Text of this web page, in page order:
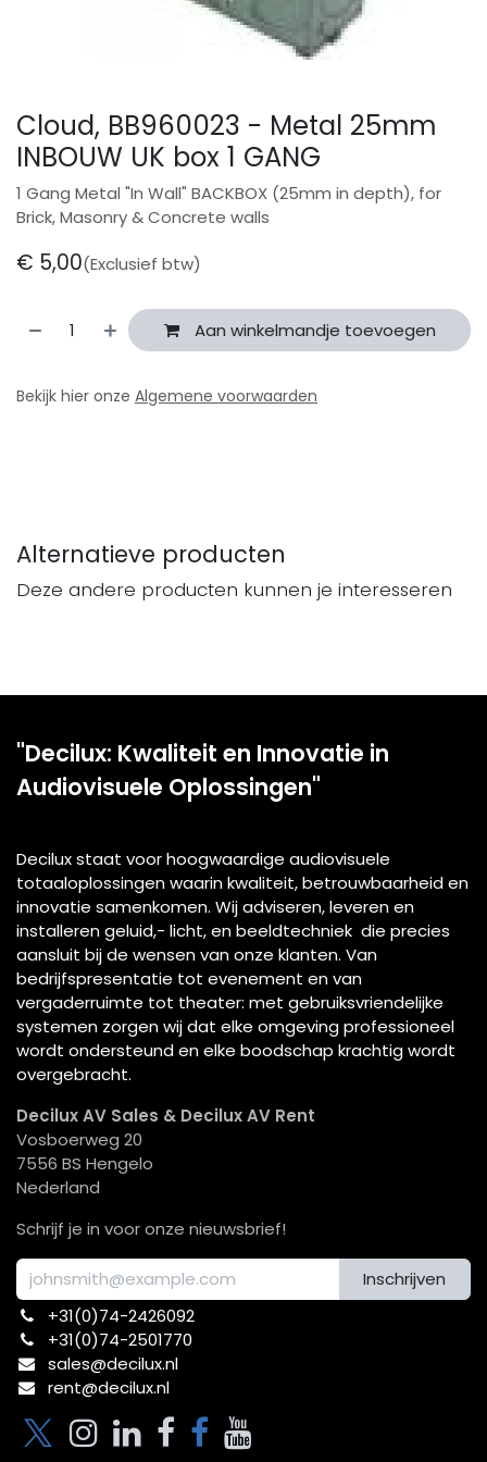
Cloud, BB960023 - Metal 25mm
INBOUW UK box 1 GANG
1 Gang Metal "In Wall" BACKBOX (25mm in depth), for
Brick, Masonry & Concrete walls
€ 5,00(Exclusief btw)
Aan winkelmandje toevoegen
Bekijk hier onze Algemene voorwaarden
Alternatieve producten
Deze andere producten kunnen je interesseren
"Decilux: Kwaliteit en Innovatie in
Audiovisuele Oplossingen"
Decilux staat voor hoogwaardige audiovisuele
totaaloplossingen waarin kwaliteit, betrouwbaarheid en
innovatie samenkomen. Wij adviseren, leveren en
installeren geluid,- licht, en beeldtechniek die precies
aansluit bij de wensen van onze klanten. Van
bedrijfspresentatie tot evenement en van
vergaderruimte tot theater: met gebruiksvriendelijke
systemen zorgen wij dat elke omgeving professioneel
wordt ondersteund en elke boodschap krachtig wordt
overgebracht.
Decilux AV Sales & Decilux AV Rent
Vosboerweg 20
7556 BS Hengelo
Nederland
Schrijf je in voor onze nieuwsbrief!
Inschrijven
+31(0)74-2426092​
+31(0)74-2501770
sales@decilux.nl
rent@decilux.nl